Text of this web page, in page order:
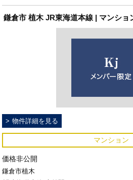
鎌倉市 植木 JR東海道本線 | マンショ
物件詳細を見る
マンション
価格非公開
鎌倉市植木